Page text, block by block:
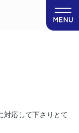
対応して下さりとて